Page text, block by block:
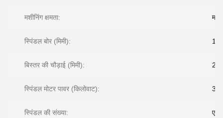
मशीनिंग क्षमता:
स्पिंडल बोर (मिमी):
बिस्तर की चौड़ाई (मिमी):
स्पिंडल मोटर पावर (किलोवाट): 30
स्पिंडल की संख्या: